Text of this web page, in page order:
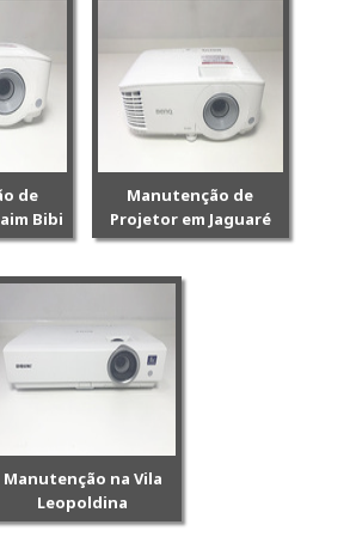
de
Bibi
Manutenção de
Projetor em Jaguaré
Manutenção na Vila
Leopoldina